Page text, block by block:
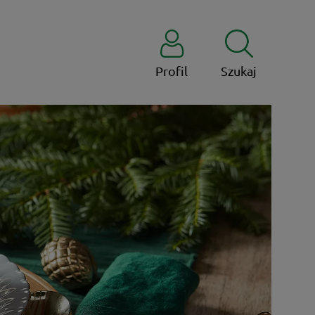
Profil Szukaj